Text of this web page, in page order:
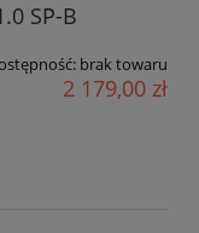
SP-B
brak towaru
2 179,00 zł